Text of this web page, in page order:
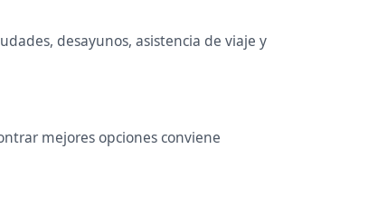
desayunos, asistencia de viaje y
mejores opciones conviene